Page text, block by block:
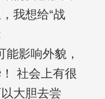
我想给“战
影响外貌，
社会上有很
大胆去尝